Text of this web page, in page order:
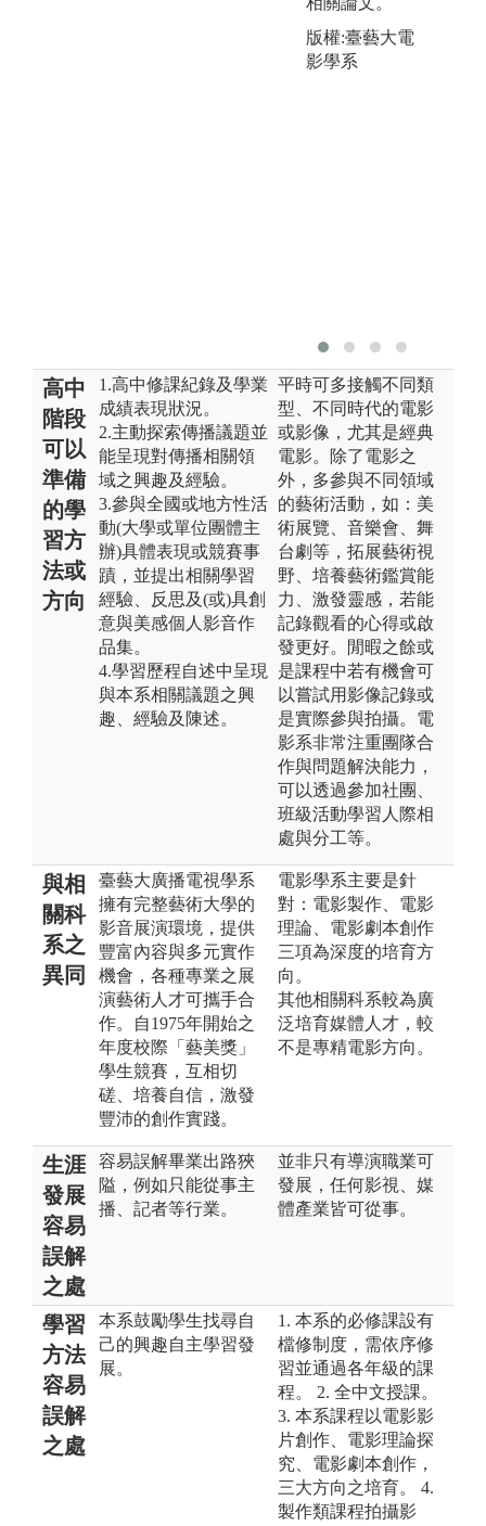
版權:臺藝大電
影學系
高中
階段
可以
準備
的學
習方
法或
方向
1.高中修課紀錄及學業
成績表現狀況。
2.主動探索傳播議題並
能呈現對傳播相關領
域之興趣及經驗。
3.參與全國或地方性活
動(大學或單位團體主
辦)具體表現或競賽事
蹟，並提出相關學習
經驗、反思及(或)具創
意與美感個人影音作
品集。
4.學習歷程自述中呈現
與本系相關議題之興
趣、經驗及陳述。
平時可多接觸不同類
型、不同時代的電影
或影像，尤其是經典
電影。除了電影之
外，多參與不同領域
的藝術活動，如：美
術展覽、音樂會、舞
台劇等，拓展藝術視
野、培養藝術鑑賞能
力、激發靈感，若能
記錄觀看的心得或啟
發更好。閒暇之餘或
是課程中若有機會可
以嘗試用影像記錄或
是實際參與拍攝。電
影系非常注重團隊合
作與問題解決能力，
可以透過參加社團、
班級活動學習人際相
處與分工等。
與相
關科
系之
異同
臺藝大廣播電視學系
擁有完整藝術大學的
影音展演環境， 提供
豐富內容與多元實作
機會，各種專業之展
演藝術人才可攜手合
作。 自1975年開始之
年度校際「藝美獎」
學生競賽， 互相切
磋、培養自信，激發
豐沛的創作實踐。
電影學系主要是針
對：電影製作、電影
理論、電影劇本創作
三項為深度的培育方
向。
其他相關科系較為廣
泛培育媒體人才，較
不是專精電影方向。
生涯
發展
容易
誤解
之處
容易誤解畢業出路狹
隘，例如只能從事主
播、記者等行業。
並非只有導演職業可
發展，任何影視、媒
體產業皆可從事。
學習
方法
容易
誤解
之處
本系鼓勵學生找尋自
己的興趣自主學習發
展。
1. 本系的必修課設有
檔修制度，需依序修
習並通過各年級的課
程。 2. 全中文授課。
3. 本系課程以電影影
片創作、電影理論探
究、電影劇本創作，
三大方向之培育。 4.
製作類課程拍攝影